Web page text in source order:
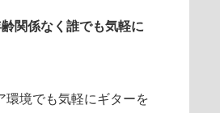
関係なく誰でも気軽に
環境でも気軽にギターを